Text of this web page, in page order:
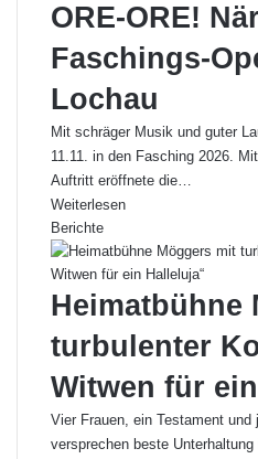
ORE-ORE!
Faschings-
Lochau
Mit schräger Musik und guter
11.11. in den Fasching 2026.
Auftritt eröffnete die…
Weiterlesen
Berichte
Heimatbühne
turbulenter
Witwen für
Vier Frauen, ein Testament und
versprechen beste